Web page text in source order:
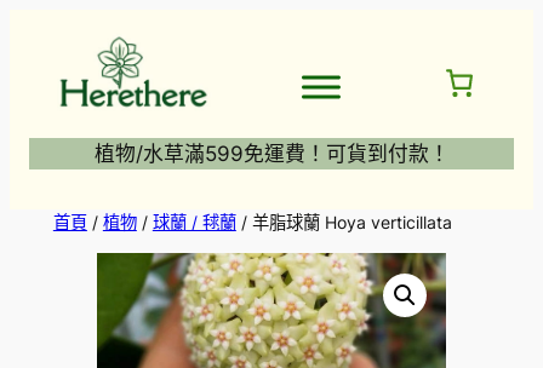
植物/水草滿599免運費！可貨到付款！
首頁/ 植物/ 球蘭 / 毬蘭/ 羊脂球蘭 Hoya verticillata